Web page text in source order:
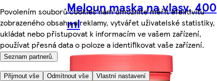
Povolením souborů cookies nám umožníte měřit efektivitu
zobrazeného obsahu a reklamy, vytvářet uživatelské statistiky,
ukládat nebo přistupovat k informacím ve vašem zařízení,
používat přesná data o poloze a identifikovat vaše zařízení.
Seznam partnerů.
Přijmout vše Odmítnout vše Vlastní nastavení
Meloun maska na vlasy, 400
ml